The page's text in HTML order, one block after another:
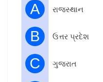
A રાજસ્થાન
B ઉત્તર પ્રદેશ
C ગુજરાત